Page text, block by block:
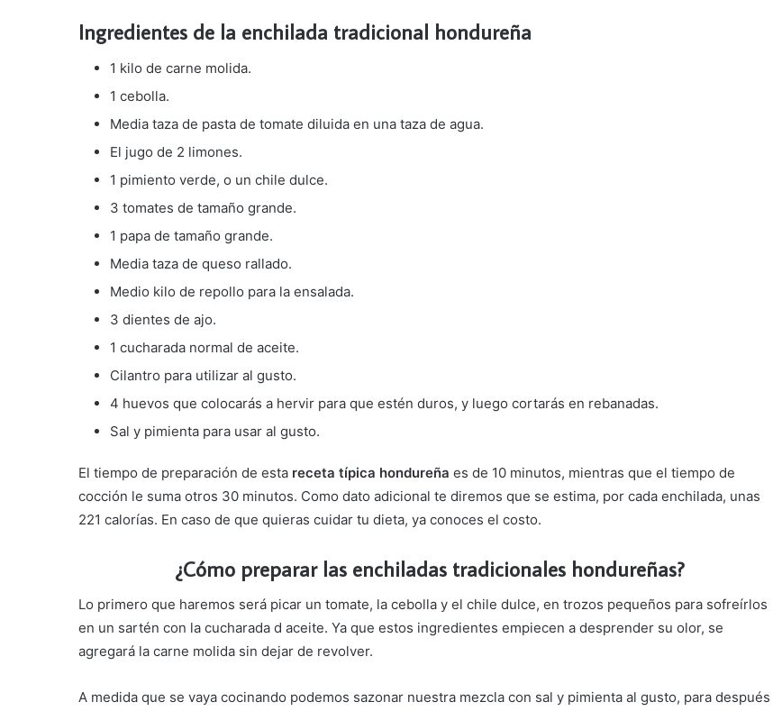
Ingredientes de la enchilada tradicional hondureña
1 kilo de carne molida.
1 cebolla.
Media taza de pasta de tomate diluida en una taza de agua.
El jugo de 2 limones.
1 pimiento verde, o un chile dulce.
3 tomates de tamaño grande.
1 papa de tamaño grande.
Media taza de queso rallado.
Medio kilo de repollo para la ensalada.
3 dientes de ajo.
1 cucharada normal de aceite.
Cilantro para utilizar al gusto.
4 huevos que colocarás a hervir para que estén duros, y luego cortarás en rebanadas.
Sal y pimienta para usar al gusto.
El tiempo de preparación de esta receta típica hondureña es de 10 minutos, mientras que el tiempo de
cocción le suma otros 30 minutos. Como dato adicional te diremos que se estima, por cada enchilada, unas
221 calorías. En caso de que quieras cuidar tu dieta, ya conoces el costo.
¿Cómo preparar las enchiladas tradicionales hondureñas?
Lo primero que haremos será picar un tomate, la cebolla y el chile dulce, en trozos pequeños para sofreírlos
en un sartén con la cucharada d aceite. Ya que estos ingredientes empiecen a desprender su olor, se
agregará la carne molida sin dejar de revolver.
A medida que se vaya cocinando podemos sazonar nuestra mezcla con sal y pimienta al gusto, para después